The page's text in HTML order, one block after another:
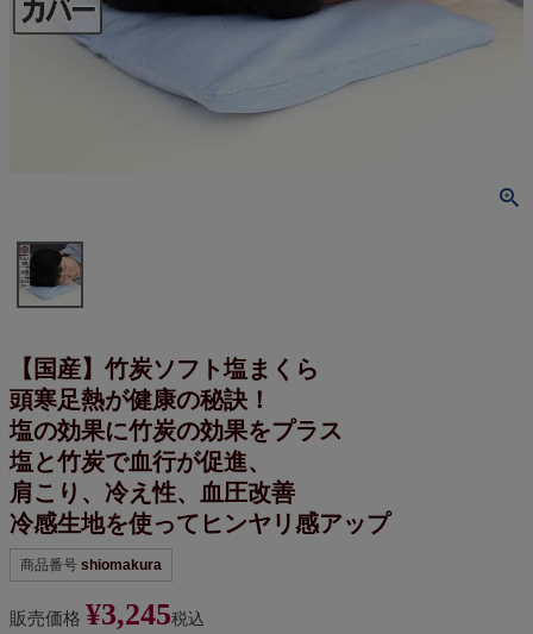
【国産】竹炭ソフト塩まくら
頭寒足熱が健康の秘訣！
塩の効果に竹炭の効果をプラス
塩と竹炭で血行が促進、
肩こり、冷え性、血圧改善
冷感生地を使ってヒンヤリ感アップ
商品番号 shiomakura
販売価格 ¥3,245税込